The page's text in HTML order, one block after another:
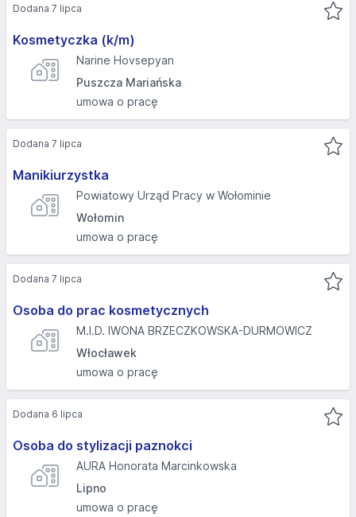
Kosmetyczka (k/m)
Narine Hovsepyan
Puszcza Mariańska
umowa o pracę
Dodana 7 lipca
Manikiurzystka
Powiatowy Urząd Pracy w Wołominie
Wołomin
umowa o pracę
Dodana 7 lipca
Osoba do prac kosmetycznych
M.I.D. IWONA BRZECZKOWSKA-DURMOWICZ
Włocławek
umowa o pracę
Dodana 7 lipca
Osoba do stylizacji paznokci
AURA Honorata Marcinkowska
Lipno
umowa o pracę
Dodana 6 lipca